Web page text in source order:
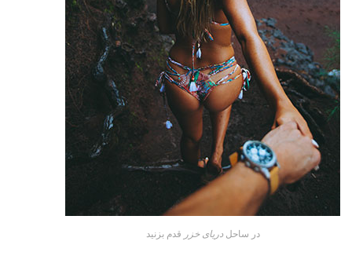
در ساحلدریای خزر قدم بزنید